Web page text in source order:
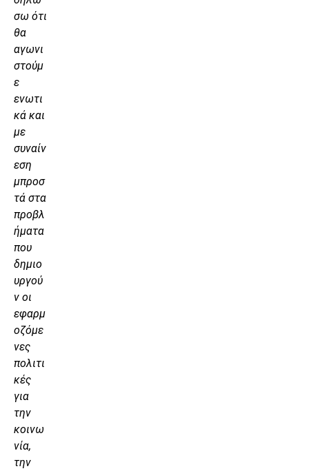
σω ότι
θα
αγωνι
στούμ
ε
ενωτι
κά και
με
συναίν
εση
μπροσ
τά στα
προβλ
ήματα
που
δημιο
υργού
ν οι
εφαρμ
οζόμε
νες
πολιτι
κές
για
την
κοινω
νία,
την